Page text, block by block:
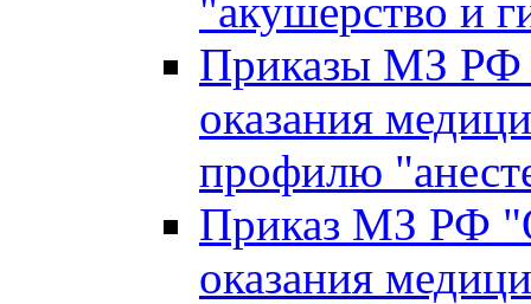
"акушерство и
Приказы МЗ РФ
оказания
профилю
Приказ МЗ РФ
оказания